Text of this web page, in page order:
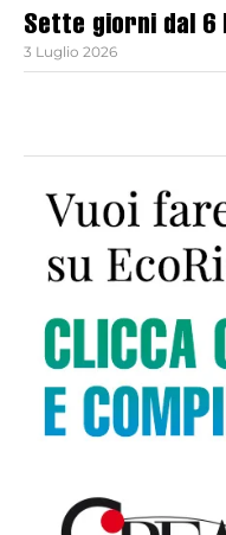
Sette giorni dal 6
3 Luglio 2026